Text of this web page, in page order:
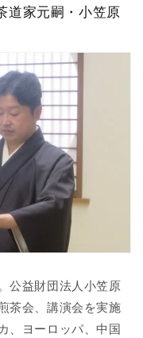
道家元嗣・小笠原
公益財団法人小笠原
茶会、講演会を実施
、ヨーロッパ、中国